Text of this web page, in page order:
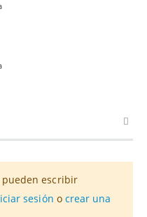
escribir
sesión o crear una